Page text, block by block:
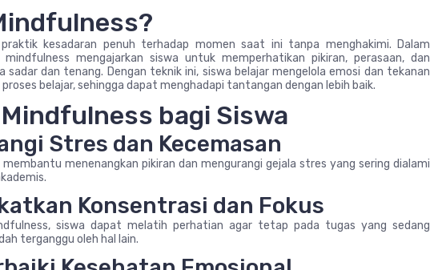
praktik kesadaran penuh terhadap momen saat ini tanpa menghakimi. Dalam
mindfulness mengajarkan siswa untuk memperhatikan pikiran, perasaan, dan
sadar dan tenang. Dengan teknik ini, siswa belajar mengelola emosi dan tekanan
belajar, sehingga dapat menghadapi tantangan dengan lebih baik.
bagi Siswa
Stres dan Kecemasan
menenangkan pikiran dan mengurangi gejala stres yang sering dialami
Konsentrasi dan Fokus
siswa dapat melatih perhatian agar tetap pada tugas yang sedang
terganggu oleh hal lain.